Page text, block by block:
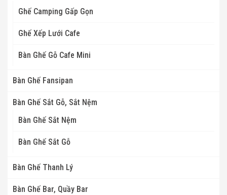
Ghế Camping Gấp Gọn
Ghế Xếp Lưới Cafe
Bàn Ghế Gỗ Cafe Mini
Bàn Ghế Fansipan
Bàn Ghế Sắt Gỗ, Sắt Nệm
Bàn Ghế Sắt Nệm
Bàn Ghế Sắt Gỗ
Bàn Ghế Thanh Lý
Bàn Ghế Bar, Quầy Bar